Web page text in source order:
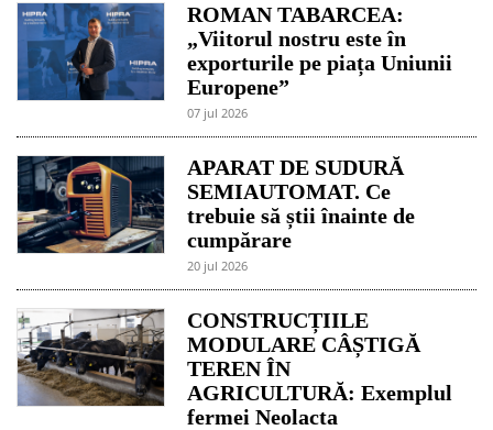
ROMAN TABARCEA:
„Viitorul nostru este în
exporturile pe piața Uniunii
Europene”
07 jul 2026
APARAT DE SUDURĂ
SEMIAUTOMAT. Ce
trebuie să știi înainte de
cumpărare
20 jul 2026
CONSTRUCȚIILE
MODULARE CÂȘTIGĂ
TEREN ÎN
AGRICULTURĂ: Exemplul
fermei Neolacta